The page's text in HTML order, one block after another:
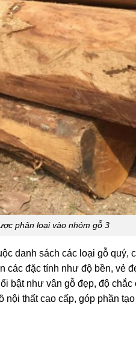
phân loại vào nhóm gỗ 3
danh sách các loại gỗ quý,
đặc tính như độ bền, vẻ
như vân gỗ đẹp, độ chắc
thất cao cấp, góp phần